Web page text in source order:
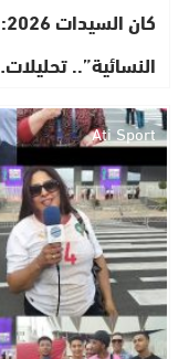
النسائية”..
Ati Sport